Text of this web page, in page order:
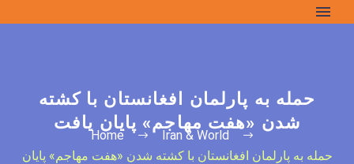
حمله به پارلمان افغانستان با کشته
شدن «هفت مهاجم» پایان یافت
Home
Iran & World
حمله به پارلمان افغانستان با کشته شدن «هفت مهاجم» پایان